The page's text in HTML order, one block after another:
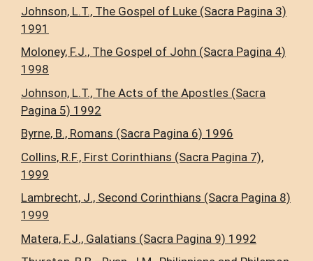
Johnson, L.T., The Gospel of Luke (Sacra Pagina 3)
1991
Moloney, F.J., The Gospel of John (Sacra Pagina 4)
1998
Johnson, L.T., The Acts of the Apostles (Sacra
Pagina 5) 1992
Byrne, B., Romans (Sacra Pagina 6) 1996
Collins, R.F., First Corinthians (Sacra Pagina 7),
1999
Lambrecht, J., Second Corinthians (Sacra Pagina 8)
1999
Matera, F.J., Galatians (Sacra Pagina 9) 1992